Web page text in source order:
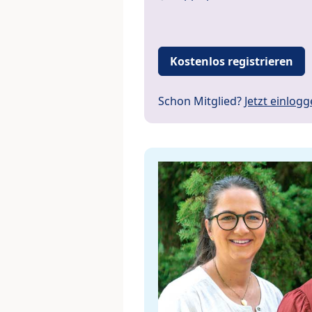
Kostenlos registrieren
Schon Mitglied? Jetzt